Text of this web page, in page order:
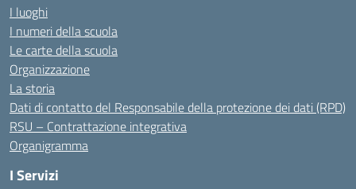
I luoghi
I numeri della scuola
Le carte della scuola
Organizzazione
La storia
Dati di contatto del Responsabile della protezione dei dati (RPD)
RSU – Contrattazione integrativa
Organigramma
I Servizi